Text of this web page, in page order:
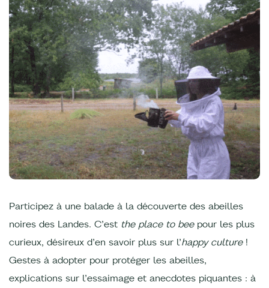
Participez à une balade à la découverte des abeilles
noires des Landes. C’est the place to beepour les plus
curieux, désireux d’en savoir plus sur l’happy culture!
Gestes à adopter pour protéger les abeilles,
explications sur l’essaimage et anecdotes piquantes : à